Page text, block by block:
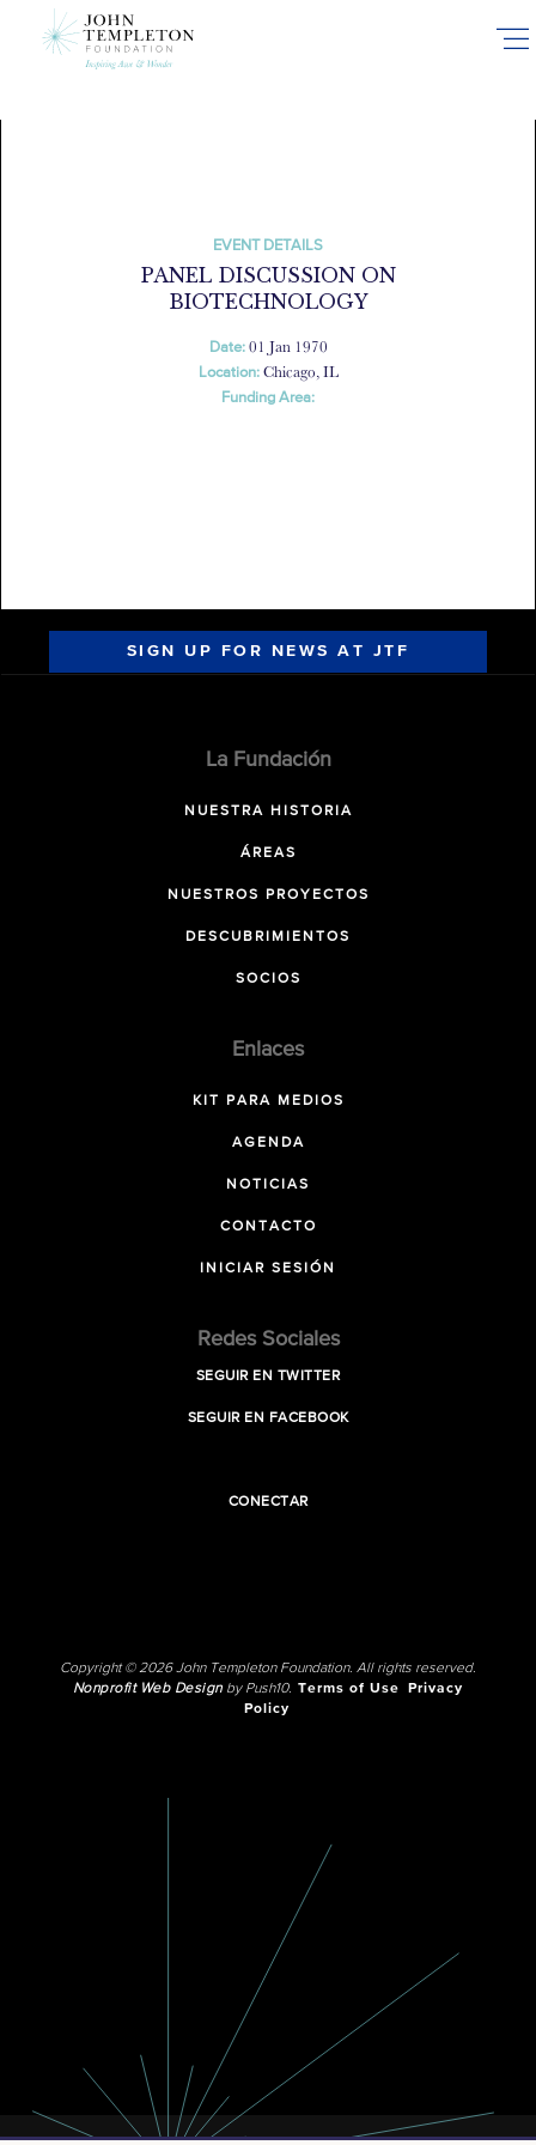
EVENT DETAILS
PANEL DISCUSSION ON
BIOTECHNOLOGY
Date: 01 Jan 1970
Location: Chicago, IL
Funding Area:
SIGN UP FOR NEWS AT JTF
La Fundación
NUESTRA HISTORIA
ÁREAS
NUESTROS PROYECTOS
DESCUBRIMIENTOS
SOCIOS
Enlaces
KIT PARA MEDIOS
AGENDA
NOTICIAS
CONTACTO
INICIAR SESIÓN
Redes Sociales
SEGUIR EN TWITTER
SEGUIR EN FACEBOOK
CONECTAR
Copyright © 2026 John Templeton Foundation. All rights reserved.
Nonprofit Web Designby Push10. Terms of Use
Privacy
Policy